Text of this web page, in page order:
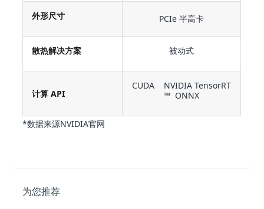
外形尺寸 PCIe 半高卡
散热解决方案 被动式
计算 API
CUDA NVIDIA TensorRT
™ ONNX
*数据来源NVIDIA官网
为您推荐